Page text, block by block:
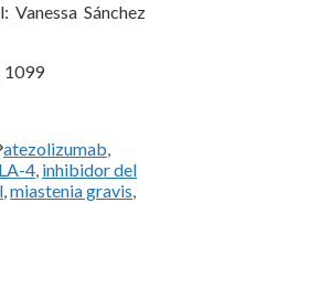
Vanessa Sánchez
1099
Etiquetas
atezolizumab,
4, inhibidor del
,miastenia gravis,